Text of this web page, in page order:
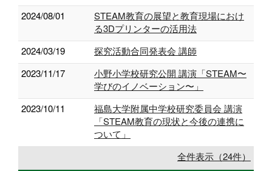
2024/08/01
STEAM教育の展望と教育現場におけ
る3Dプリンターの活用法
2024/03/19
探究活動合同発表会 講師
2023/11/17
小野小学校研究公開 講演「STEAM〜
学びのイノベーション〜」
2023/10/11
福島大学附属中学校研究委員会 講演
「STEAM教育の現状と今後の連携に
ついて」
全件表示（24件）